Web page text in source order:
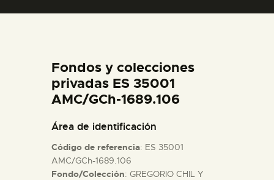
ESPAÑOL
ACTIVIDADES
Fondos y colecciones
privadas ES 35001
AMC/GCh-1689.106
Área de identificación
Código de referencia: ES 35001
AMC/GCh-1689.106
Fondo/Colección: GREGORIO CHIL Y